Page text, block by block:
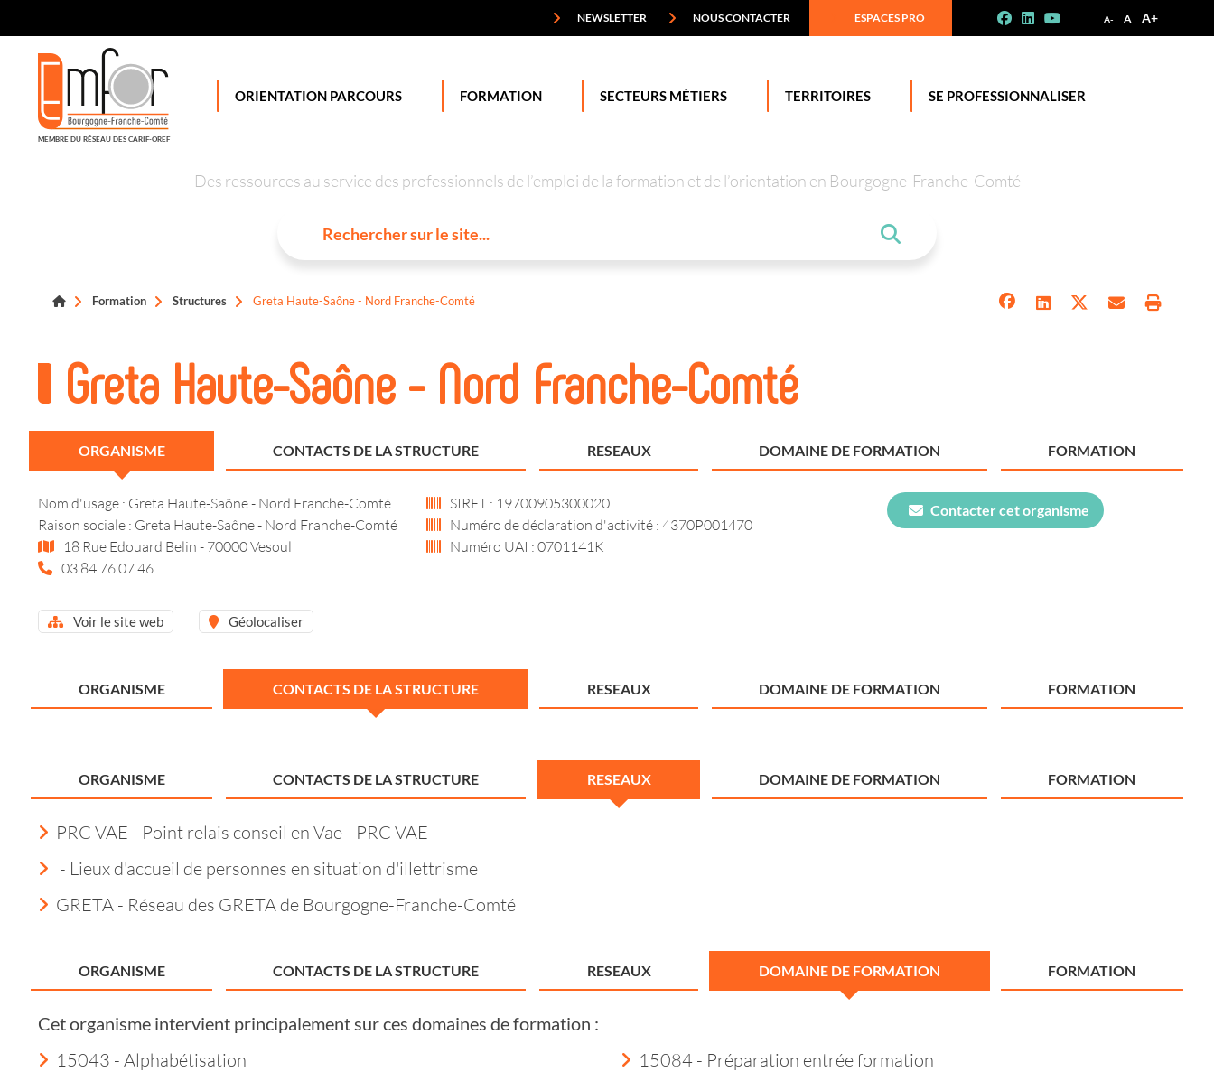
A- A A+
NEWSLETTER NOUS CONTACTER ESPACES PRO
MEMBRE DU RÉSEAU DES CARIF-OREF
ORIENTATION PARCOURS FORMATION SECTEURS MÉTIERS TERRITOIRES SE PROFESSIONNALISER
Des ressources au service des professionnels de l’emploi de la formation et de l’orientation en Bourgogne-Franche-Comté
Formation Structures Greta Haute-Saône - Nord Franche-Comté
Greta Haute-Saône - Nord Franche-Comté
ORGANISME CONTACTS DE LA STRUCTURE RESEAUX DOMAINE DE FORMATION FORMATION
Nom d'usage : Greta Haute-Saône - Nord Franche-Comté
Raison sociale : Greta Haute-Saône - Nord Franche-Comté
18 Rue Edouard Belin - 70000 Vesoul
03 84 76 07 46
SIRET : 19700905300020
Numéro de déclaration d'activité : 4370P001470
Numéro UAI : 0701141K
Voir le site web Géolocaliser
Contacter cet organisme
ORGANISME CONTACTS DE LA STRUCTURE RESEAUX DOMAINE DE FORMATION FORMATION
ORGANISME CONTACTS DE LA STRUCTURE RESEAUX DOMAINE DE FORMATION FORMATION
PRC VAE - Point relais conseil en Vae - PRC VAE
- Lieux d'accueil de personnes en situation d'illettrisme
GRETA - Réseau des GRETA de Bourgogne-Franche-Comté
ORGANISME CONTACTS DE LA STRUCTURE RESEAUX DOMAINE DE FORMATION FORMATION
Cet organisme intervient principalement sur ces domaines de formation :
15043 - Alphabétisation
15084 - Préparation entrée formation